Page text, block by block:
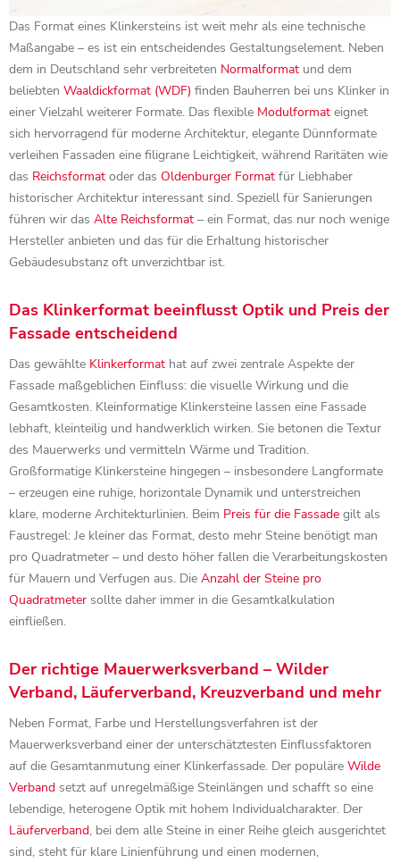
Das Format eines Klinkersteins ist weit mehr als eine technische
Maßangabe – es ist ein entscheidendes Gestaltungselement. Neben
dem in Deutschland sehr verbreiteten Normalformat und dem
beliebten Waaldickformat (WDF) finden Bauherren bei uns Klinker in
einer Vielzahl weiterer Formate. Das flexible Modulformat eignet
sich hervorragend für moderne Architektur, elegante Dünnformate
verleihen Fassaden eine filigrane Leichtigkeit, während Raritäten wie
das Reichsformat oder das Oldenburger Format für Liebhaber
historischer Architektur interessant sind. Speziell für Sanierungen
führen wir das Alte Reichsformat – ein Format, das nur noch wenige
Hersteller anbieten und das für die Erhaltung historischer
Gebäudesubstanz oft unverzichtbar ist.
Das Klinkerformat beeinflusst Optik und Preis der
Fassade entscheidend
Das gewählte Klinkerformat hat auf zwei zentrale Aspekte der
Fassade maßgeblichen Einfluss: die visuelle Wirkung und die
Gesamtkosten. Kleinformatige Klinkersteine lassen eine Fassade
lebhaft, kleinteilig und handwerklich wirken. Sie betonen die Textur
des Mauerwerks und vermitteln Wärme und Tradition.
Großformatige Klinkersteine hingegen – insbesondere Langformate
– erzeugen eine ruhige, horizontale Dynamik und unterstreichen
klare, moderne Architekturlinien. Beim Preis für die Fassade gilt als
Faustregel: Je kleiner das Format, desto mehr Steine benötigt man
pro Quadratmeter – und desto höher fallen die Verarbeitungskosten
für Mauern und Verfugen aus. Die Anzahl der Steine pro
Quadratmeter sollte daher immer in die Gesamtkalkulation
einfließen.
Der richtige Mauerwerksverband – Wilder
Verband, Läuferverband, Kreuzverband und mehr
Neben Format, Farbe und Herstellungsverfahren ist der
Mauerwerksverband einer der unterschätztesten Einflussfaktoren
auf die Gesamtanmutung einer Klinkerfassade. Der populäre Wilde
Verband setzt auf unregelmäßige Steinlängen und schafft so eine
lebendige, heterogene Optik mit hohem Individualcharakter. Der
Läuferverband, bei dem alle Steine in einer Reihe gleich ausgerichtet
sind, steht für klare Linienführung und einen modernen,